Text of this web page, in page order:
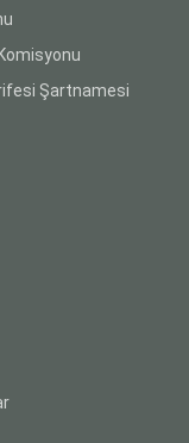
Şartnamesi